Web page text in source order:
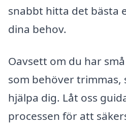
snabbt hitta det bästa
dina behov.
Oavsett om du har
som behöver trimmas,
hjälpa dig. Låt oss
processen för att